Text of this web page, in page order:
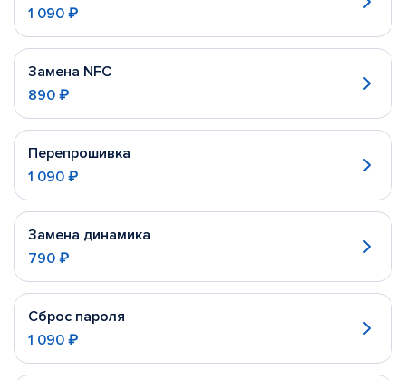
1 090 ₽
Замена NFC
890 ₽
Перепрошивка
1 090 ₽
Замена динамика
790 ₽
Сброс пароля
1 090 ₽